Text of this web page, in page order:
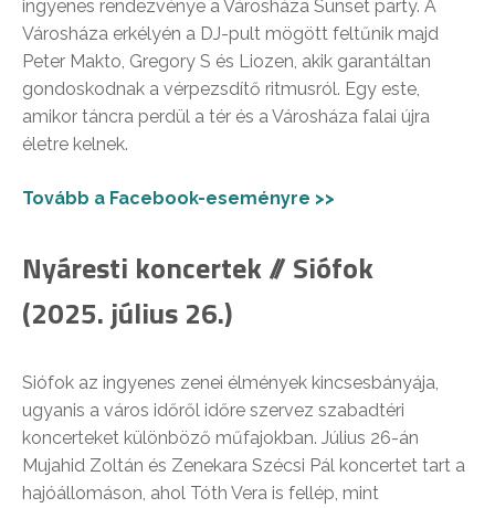
ingyenes rendezvénye a Városháza Sunset party. A
Városháza erkélyén a DJ-pult mögött feltűnik majd
Peter Makto, Gregory S és Liozen, akik garantáltan
gondoskodnak a vérpezsdítő ritmusról. Egy este,
amikor táncra perdül a tér és a Városháza falai újra
életre kelnek.
Tovább a Facebook-eseményre >>
Nyáresti koncertek // Siófok
(2025. július 26.)
Siófok az ingyenes zenei élmények kincsesbányája,
ugyanis a város időről időre szervez szabadtéri
koncerteket különböző műfajokban. Július 26-án
Mujahid Zoltán és Zenekara Szécsi Pál koncertet tart a
hajóállomáson, ahol Tóth Vera is fellép, mint